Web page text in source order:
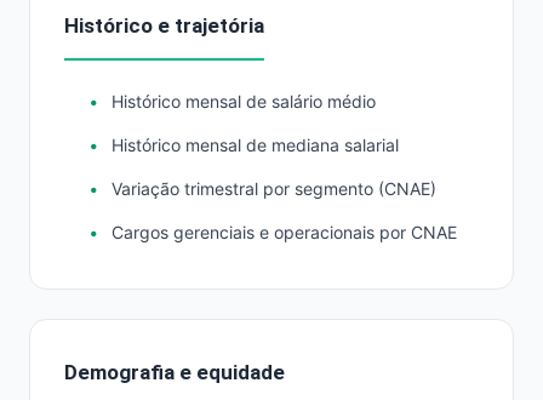
Histórico e trajetória
Histórico mensal de salário médio
Histórico mensal de mediana salarial
Variação trimestral por segmento (CNAE)
Cargos gerenciais e operacionais por CNAE
Demografia e equidade